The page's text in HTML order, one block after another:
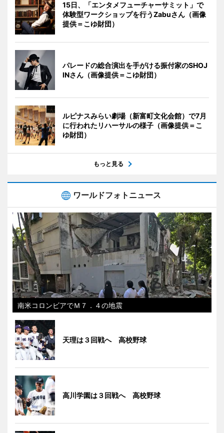
15日、「エンタメフューチャーサミット」で
体験型ワークショップを行うZabuさん（画像
提供＝こゆ財団）
パレードの総合演出を手がける振付家のSHOJ
INさん（画像提供＝こゆ財団）
ルピナスみらい劇場（新富町文化会館）で7月
に行われたリハーサルの様子（画像提供＝こ
ゆ財団）
もっと見る
ワールドフォトニュース
南米コロンビアでＭ７．４の地震
天理は３回戦へ 高校野球
高川学園は３回戦へ 高校野球